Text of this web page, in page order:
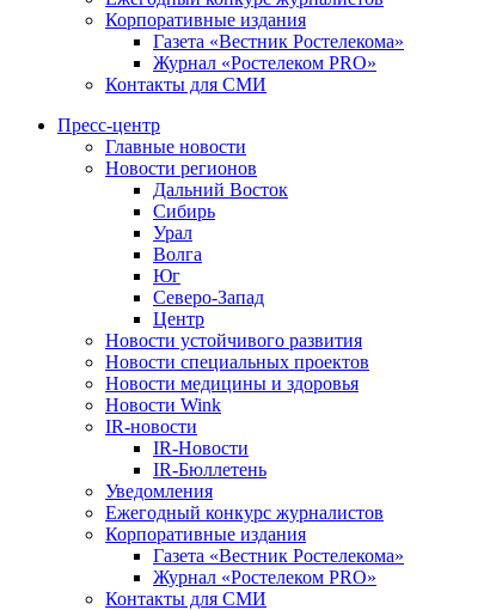
Корпоративные издания
Газета «Вестник Ростелекома»
Журнал «Ростелеком PRO»
Контакты для СМИ
Пресс-центр
Главные новости
Новости регионов
Дальний Восток
Сибирь
Урал
Волга
Юг
Северо-Запад
Центр
Новости устойчивого развития
Новости специальных проектов
Новости медицины и здоровья
Новости Wink
IR-новости
IR-Новости
IR-Бюллетень
Уведомления
Ежегодный конкурс журналистов
Корпоративные издания
Газета «Вестник Ростелекома»
Журнал «Ростелеком PRO»
Контакты для СМИ